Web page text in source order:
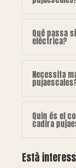
Què passa
elèctrica?
Necessita
Quin és el
cadira
Està